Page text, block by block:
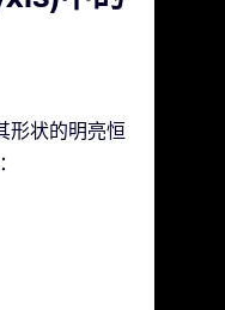
形状的明亮恒